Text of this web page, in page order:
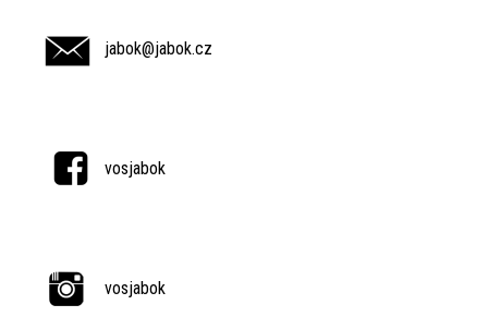
jabok@jabok.cz
vosjabok
vosjabok